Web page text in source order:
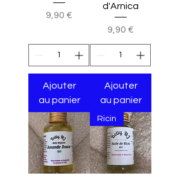
Prix
9,90 €
Ajouter
au panier
d'Arnica
Prix
9,90 €
Ajouter
au panier
Ricin